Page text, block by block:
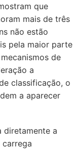
que
mais de três
não estão
pela maior parte
de
a
classificação, o
a aparecer
diretamente a
carrega